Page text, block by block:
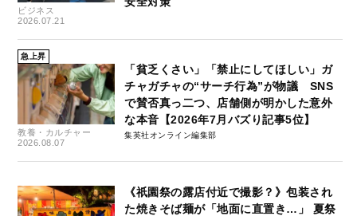
ビジネス
2026.07.21
急上昇
教養・カルチャー
2026.08.07
「貧乏くさい」「禁止にしてほしい」ガ
チャガチャの“サーチ行為”が物議 SNS
で賛否真っ二つ、店舗側が明かした意外
な本音【2026年7月バズり記事5位】
集英社オンライン編集部
《祇園祭の露店付近で撮影？》包装され
た焼きそば麺が「地面に直置き…」 夏祭